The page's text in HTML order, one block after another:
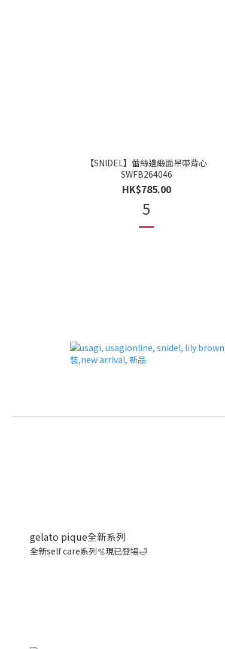
【SNIDEL】蕾絲邊緞面吊帶背心
SWFB264046
HK$785.00
5
gelato pique全新系列
全新self care系列🫧現已登場🛁